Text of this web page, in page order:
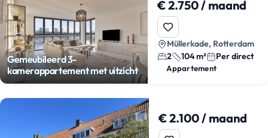
Gemeubileerd 3-
kamerappartement met uitzicht
€ 2.750 / maand
Müllerkade, Rotterdam
2
104 m² Per direct
Appartement
€ 2.100 / maand